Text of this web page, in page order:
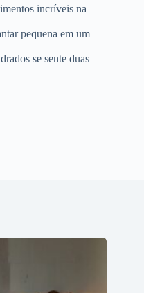
incríveis na
pequena em um
se sente duas